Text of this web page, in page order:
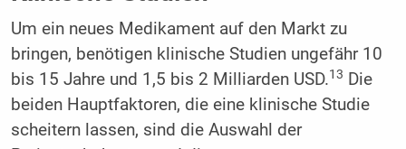
Um ein neues Medikament auf den Markt zu
bringen, benötigen klinische Studien ungefähr 10
bis 15 Jahre und 1,5 bis 2 Milliarden USD.13 Die
beiden Hauptfaktoren, die eine klinische Studie
scheitern lassen, sind die Auswahl der